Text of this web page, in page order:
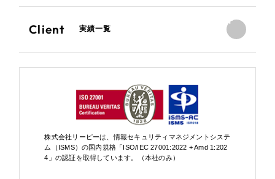
Client 実績一覧
株式会社リーピーは、情報セキュリティマネジメントシステ
ム（ISMS）の国内規格「ISO/IEC 27001:2022 + Amd 1:202
4」の認証を取得しています。（本社のみ）